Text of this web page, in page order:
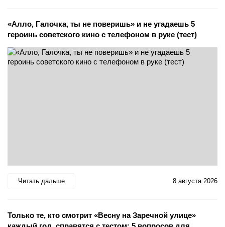
«Алло, Галочка, ты не поверишь» и не угадаешь 5
героинь советского кино с телефоном в руке (тест)
Читать дальше 8 августа 2026
Только те, кто смотрит «Весну на Заречной улице»